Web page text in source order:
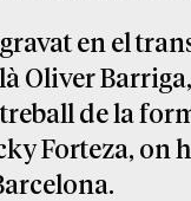
gravat en el
Oliver
de la
Forteza, on